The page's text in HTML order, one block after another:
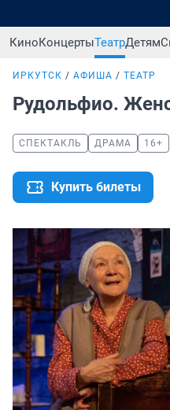
КиноКонцертыТеатрДетям
ИРКУТСК АФИША ТЕАТР
Рудольфио.
СПЕКТАКЛЬ ДРАМА 16+
Купить билеты